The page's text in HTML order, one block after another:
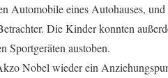
Automobile eines Autohauses,
Die Kinder konnten
Sportgeräten austoben.
Nobel wieder ein